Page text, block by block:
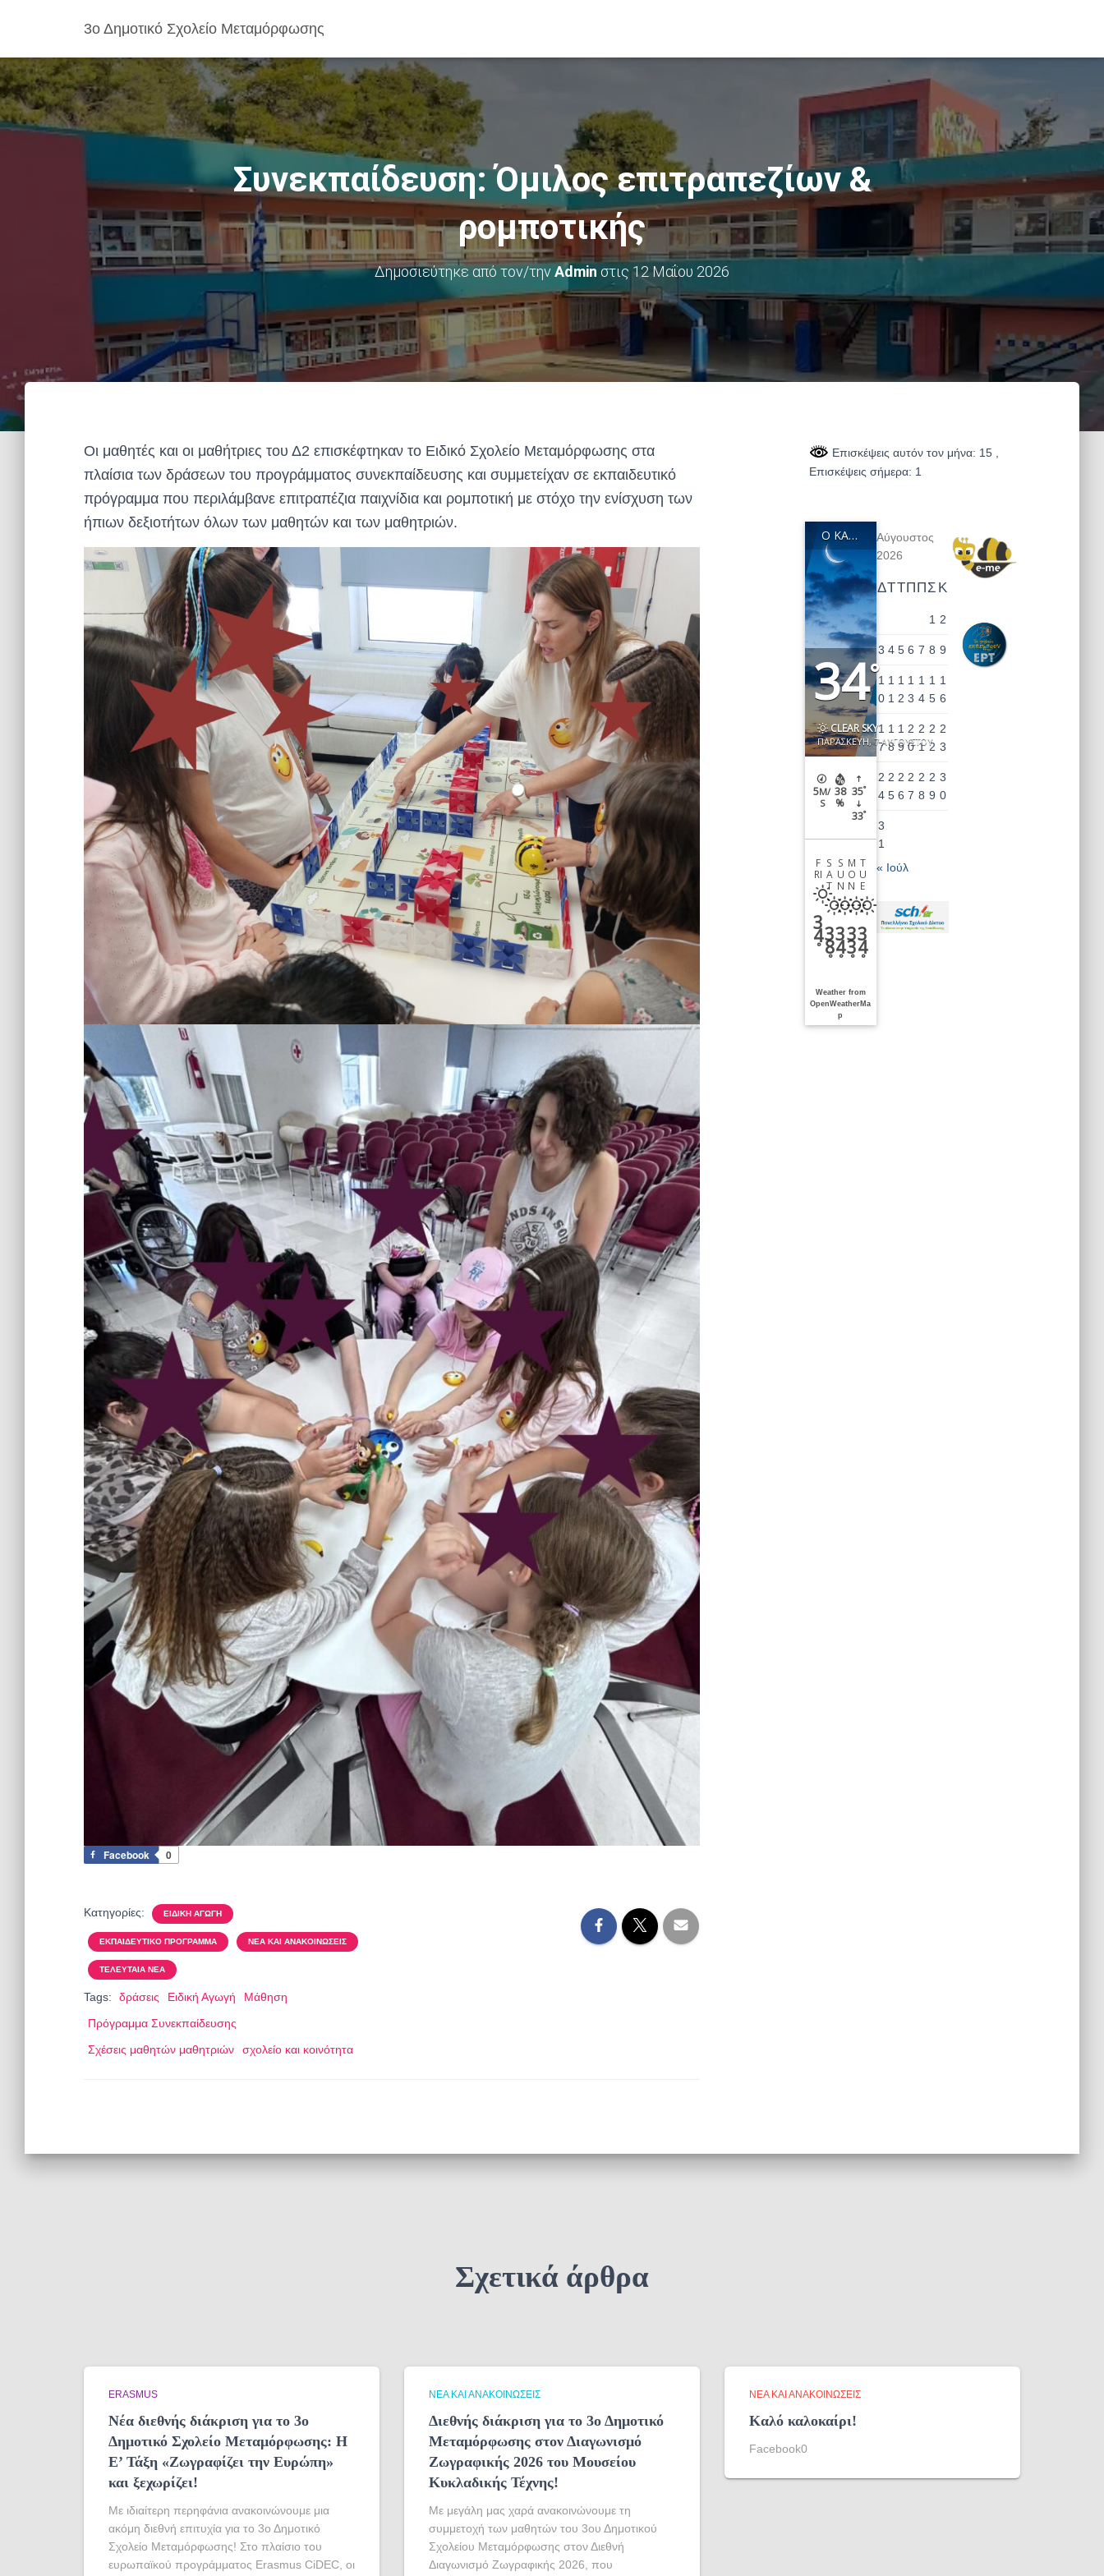
3ο Δημοτικό Σχολείο Μεταμόρφωσης
Συνεκπαίδευση: Όμιλος επιτραπεζίων &
ρομποτικής
Δημοσιεύτηκε από τον/τηνAdmin στις 12 Μαΐου 2026
Οι μαθητές και οι μαθήτριες του Δ2 επισκέφτηκαν το Ειδικό Σχολείο Μεταμόρφωσης στα
πλαίσια των δράσεων του προγράμματος συνεκπαίδευσης και συμμετείχαν σε εκπαιδευτικό
πρόγραμμα που περιλάμβανε επιτραπέζια παιχνίδια και ρομποτική με στόχο την ενίσχυση των
ήπιων δεξιοτήτων όλων των μαθητών και των μαθητριών.
Facebook 0
Κατηγορίες: ΕΙΔΙΚΉ ΑΓΩΓΉ
ΕΚΠΑΙΔΕΥΤΙΚΌ ΠΡΌΓΡΑΜΜΑ ΝΈΑ ΚΑΙ ΑΝΑΚΟΙΝΏΣΕΙΣ
ΤΕΛΕΥΤΑΊΑ ΝΈΑ
Tags: δράσεις Ειδική Αγωγή
Μάθηση
Πρόγραμμα Συνεκπαίδευσης
Σχέσεις μαθητών μαθητριών
σχολείο και κοινότητα
Επισκέψεις αυτόν τον μήνα: 15
Επισκέψεις σήμερα: 1
Ο ΚΑΙΡΌΣ ΣΤΗΝ ΠΕΡΙΟΧΉ ΜΑΣ
34°
CLEAR SKY
ΠΑΡΑΣΚΕΥΉ, 7 ΑΥΓΟΎΣΤΟΥ
5M/
S
38
%
35°
33°
F
RI
3
4
°
S
A
T
3
8
°
S
U
N
3
4
°
M
O
N
3
3
°
T
U
E
3
4
°
Weather from
OpenWeatherMa
p
Αύγουστος
2026
ΔΤΤ Π Π Σ Κ
1 2
3 4 5 6 7 8 9
1
0
1
1
1
2
1
3
1
4
1
5
1
6
1
7
1
8
1
9
2
0
2
1
2
2
2
3
2
4
2
5
2
6
2
7
2
8
2
9
3
0
3
1
« Ιούλ
Σχετικά άρθρα
ERASMUS
Νέα διεθνής διάκριση για το 3ο
Δημοτικό Σχολείο Μεταμόρφωσης: Η
Ε’ Τάξη «Ζωγραφίζει την Ευρώπη»
και ξεχωρίζει!
Με ιδιαίτερη περηφάνια ανακοινώνουμε μια
ακόμη διεθνή επιτυχία για το 3ο Δημοτικό
Σχολείο Μεταμόρφωσης! Στο πλαίσιο του
ευρωπαϊκού προγράμματος Erasmus CiDEC, οι
ΝΈΑ ΚΑΙ ΑΝΑΚΟΙΝΏΣΕΙΣ
Διεθνής διάκριση για το 3ο Δημοτικό
Μεταμόρφωσης στον Διαγωνισμό
Ζωγραφικής 2026 του Μουσείου
Κυκλαδικής Τέχνης!
Με μεγάλη μας χαρά ανακοινώνουμε τη
συμμετοχή των μαθητών του 3ου Δημοτικού
Σχολείου Μεταμόρφωσης στον Διεθνή
Διαγωνισμό Ζωγραφικής 2026, που
ΝΈΑ ΚΑΙ ΑΝΑΚΟΙΝΏΣΕΙΣ
Καλό καλοκαίρι!
Facebook0